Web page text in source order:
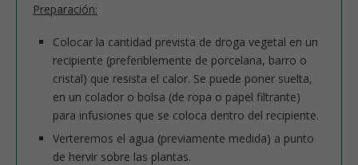
Preparación:
Colocar la cantidad prevista de droga vegetal en un
recipiente (preferiblemente de porcelana, barro o
cristal) que resista el calor. Se puede poner suelta,
en un colador o bolsa (de ropa o papel filtrante)
para infusiones que se coloca dentro del recipiente.
Verteremos el agua (previamente medida) a punto
de hervir sobre las plantas.